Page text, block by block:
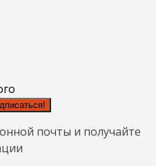
почты и получайте